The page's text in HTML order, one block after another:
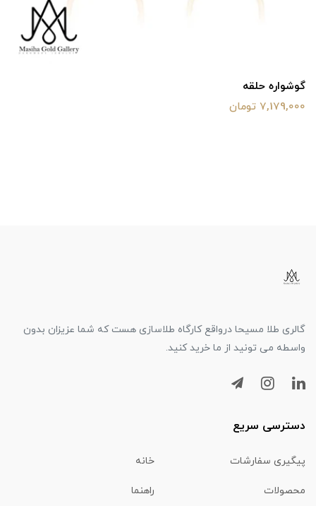
گوشواره حلقه
7,179,000 تومان
گالری طلا مسیحا درواقع کارگاه طلاسازی هست که شما عزیزان بدون
واسطه می تونید از ما خرید کنید.
دسترسی سریع
پیگیری سفارشات خانه
محصولات راهنما